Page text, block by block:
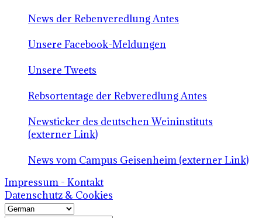
News der Rebenveredlung Antes
Unsere Facebook-Meldungen
Unsere Tweets
Rebsortentage der Rebveredlung Antes
Newsticker des deutschen Weininstituts
(externer Link)
News vom Campus Geisenheim (externer Link)
Impressum - Kontakt
Datenschutz & Cookies